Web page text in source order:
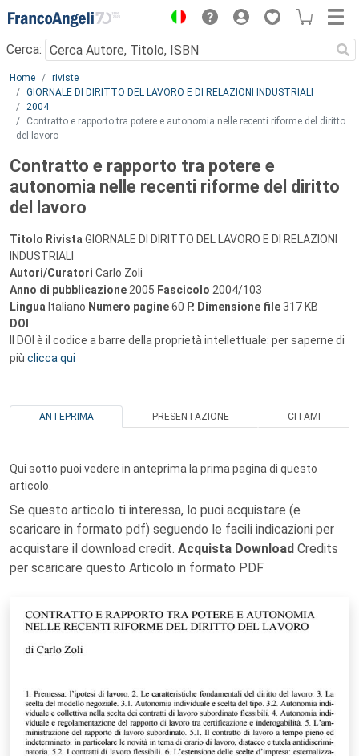
Menu
Cerca:
Main content
Home
riviste
GIORNALE DI DIRITTO DEL LAVORO E DI RELAZIONI INDUSTRIALI
2004
Contratto e rapporto tra potere e autonomia nelle recenti riforme del diritto
del lavoro
Contratto e rapporto tra potere e
autonomia nelle recenti riforme del diritto
del lavoro
Titolo Rivista GIORNALE DI DIRITTO DEL LAVORO E DI RELAZIONI
INDUSTRIALI
Autori/Curatori Carlo Zoli
Anno di pubblicazione 2005 Fascicolo 2004/103
Lingua Italiano Numero pagine60 P. Dimensione file 317 KB
DOI
Il DOI è il codice a barre della proprietà intellettuale: per saperne di
più clicca qui
ANTEPRIMA PRESENTAZIONE CITAMI
Qui sotto puoi vedere in anteprima la prima pagina di questo
articolo.
Se questo articolo ti interessa, lo puoi acquistare (e
scaricare in formato pdf) seguendo le facili indicazioni per
acquistare il download credit. Acquista Download Credits
per scaricare questo Articolo in formato PDF